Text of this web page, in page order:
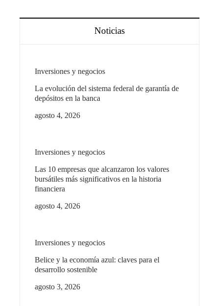
Noticias
Inversiones y negocios
La evolución del sistema federal de garantía de
depósitos en la banca
agosto 4, 2026
Inversiones y negocios
Las 10 empresas que alcanzaron los valores
bursátiles más significativos en la historia
financiera
agosto 4, 2026
Inversiones y negocios
Belice y la economía azul: claves para el
desarrollo sostenible
agosto 3, 2026